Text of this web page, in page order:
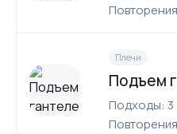
Плечи
Подходы: 3